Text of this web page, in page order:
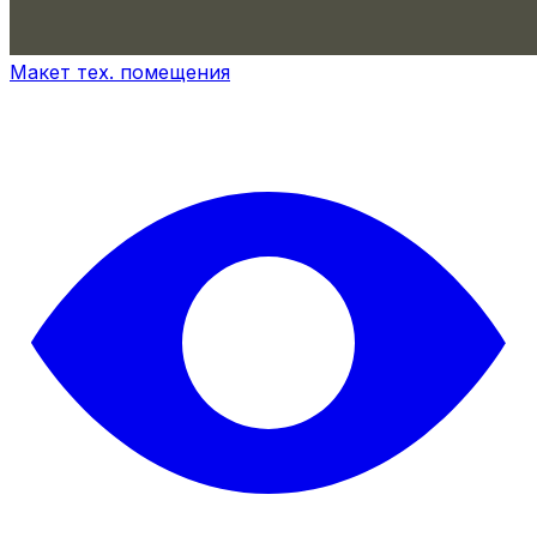
Макет тех. помещения